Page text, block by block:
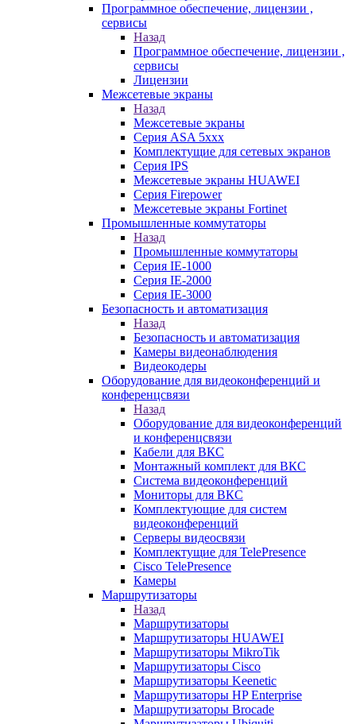
Программное обеспечение, лицензии ,
сервисы
Назад
Программное обеспечение, лицензии ,
сервисы
Лицензии
Межсетевые экраны
Назад
Межсетевые экраны
Серия ASA 5xxx
Комплектущие для сетевых экранов
Серия IPS
Межсетевые экраны HUAWEI
Серия Firepower
Межсетевые экраны Fortinet
Промышленные коммутаторы
Назад
Промышленные коммутаторы
Серия IE-1000
Серия IE-2000
Серия IE-3000
Безопасность и автоматизация
Назад
Безопасность и автоматизация
Камеры видеонаблюдения
Видеокодеры
Оборудование для видеоконференций и
конференцсвязи
Назад
Оборудование для видеоконференций
и конференцсвязи
Кабели для ВКС
Монтажный комплект для ВКС
Система видеоконференций
Мониторы для ВКС
Комплектующие для систем
видеоконференций
Серверы видеосвязи
Комплектущие для TelePresence
Cisco TelePresence
Камеры
Маршрутизаторы
Назад
Маршрутизаторы
Маршрутизаторы HUAWEI
Маршрутизаторы MikroTik
Маршрутизаторы Cisco
Маршрутизаторы Keenetic
Маршрутизаторы HP Enterprise
Маршрутизаторы Brocade